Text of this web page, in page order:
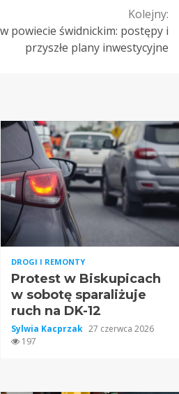
Kolejny:
powiecie świdnickim: postępy i
przyszłe plany inwestycyjne
DROGI I REMONTY
Protest w Biskupicach
w sobotę sparaliżuje
ruch na DK-12
Sylwia Kacprzak 27 czerwca 2026
197